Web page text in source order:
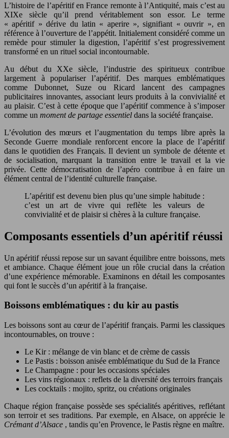
L’histoire de l’apéritif en France remonte à l’Antiquité, mais c’est au
XIXe siècle qu’il prend véritablement son essor. Le terme
« apéritif » dérive du latin « aperire », signifiant « ouvrir », en
référence à l’ouverture de l’appétit. Initialement considéré comme un
remède pour stimuler la digestion, l’apéritif s’est progressivement
transformé en un rituel social incontournable.
Au début du XXe siècle, l’industrie des spiritueux contribue
largement à populariser l’apéritif. Des marques emblématiques
comme Dubonnet, Suze ou Ricard lancent des campagnes
publicitaires innovantes, associant leurs produits à la convivialité et
au plaisir. C’est à cette époque que l’apéritif commence à s’imposer
comme un moment de partage essentiel dans la société française.
L’évolution des mœurs et l’augmentation du temps libre après la
Seconde Guerre mondiale renforcent encore la place de l’apéritif
dans le quotidien des Français. Il devient un symbole de détente et
de socialisation, marquant la transition entre le travail et la vie
privée. Cette démocratisation de l’apéro contribue à en faire un
élément central de l’identité culturelle française.
L’apéritif est devenu bien plus qu’une simple habitude :
c’est un art de vivre qui reflète les valeurs de
convivialité et de plaisir si chères à la culture française.
Composants essentiels d’un apéritif réussi
Un apéritif réussi repose sur un savant équilibre entre boissons, mets
et ambiance. Chaque élément joue un rôle crucial dans la création
d’une expérience mémorable. Examinons en détail les composantes
qui font le succès d’un apéritif à la française.
Boissons emblématiques : du kir au pastis
Les boissons sont au cœur de l’apéritif français. Parmi les classiques
incontournables, on trouve :
Le Kir : mélange de vin blanc et de crème de cassis
Le Pastis : boisson anisée emblématique du Sud de la France
Le Champagne : pour les occasions spéciales
Les vins régionaux : reflets de la diversité des terroirs français
Les cocktails : mojito, spritz, ou créations originales
Chaque région française possède ses spécialités apéritives, reflétant
son terroir et ses traditions. Par exemple, en Alsace, on apprécie le
Crémant d’Alsace , tandis qu’en Provence, le Pastis règne en maître.